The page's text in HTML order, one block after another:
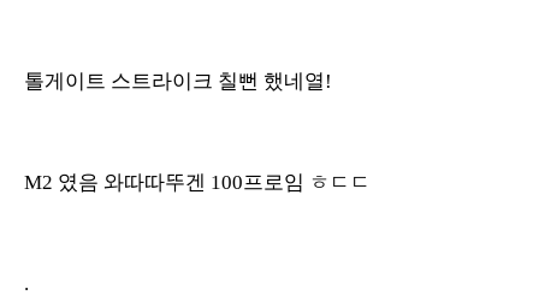
톨게이트 스트라이크 칠뻔 했네열!
M2 였음 와따따뚜겐 100프로임 ㅎㄷㄷ
.